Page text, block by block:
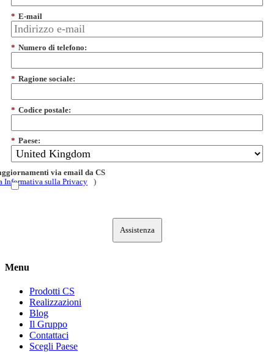
* E-mail
* Numero di telefono:
* Ragione sociale:
* Codice postale:
* Paese:
via email da CS
Informativa sulla Privacy
)
Assistenza
Menu
Prodotti CS
Realizzazioni
Blog
Il Gruppo
Contattaci
Scegli Paese